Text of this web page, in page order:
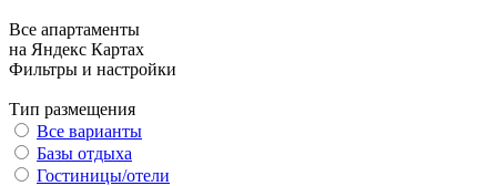
Все апартаменты
на Яндекс Картах
Фильтры и настройки
Тип размещения
Все варианты
Базы отдыха
Гостиницы/отели